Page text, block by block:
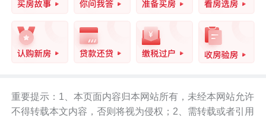
重要提示：1、本页面内容归本网站所有，未经本网站允许
不得转载本文内容，否则将视为侵权；2、需转载或者引用